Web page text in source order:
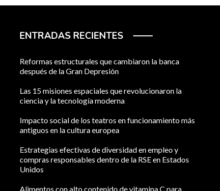
ENTRADAS RECIENTES
Reformas estructurales que cambiaron la banca
después de la Gran Depresión
Las 15 misiones espaciales que revolucionaron la
ciencia y la tecnología moderna
Impacto social de los teatros en funcionamiento más
antiguos en la cultura europea
Estrategias efectivas de diversidad en empleo y
compras responsables dentro de la RSE en Estados
Unidos
Alimentos con alto contenido de vitamina C para